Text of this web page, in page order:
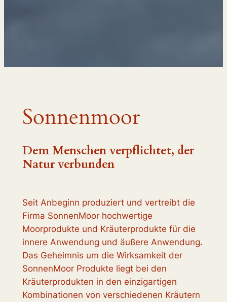
Sonnenmoor
Dem Menschen verpflichtet, der
Natur verbunden
Seit Anbeginn produziert und vertreibt die
Firma SonnenMoor hochwertige
Moorprodukte und Kräuterprodukte für die
innere Anwendung und äußere Anwendung.
Das Geheimnis um die Wirksamkeit der
SonnenMoor Produkte liegt bei den
Kräuterprodukten in den einzigartigen
Kombinationen von verschiedenen Kräutern